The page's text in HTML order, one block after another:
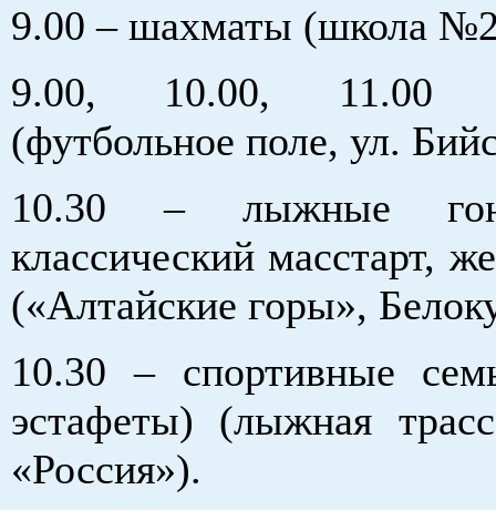
9.00 – шахматы (школа
9.00, 10.00, 11.00
(футбольное поле, ул.
10.30 – лыжные
классический масстарт,
(«Алтайские горы»,
10.30 – спортивные
эстафеты) (лыжная
«Россия»).